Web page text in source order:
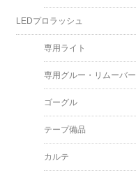
LEDプロラッシュ
専用ライト
専用グルー・リムーバー
ゴーグル
テープ備品
カルテ